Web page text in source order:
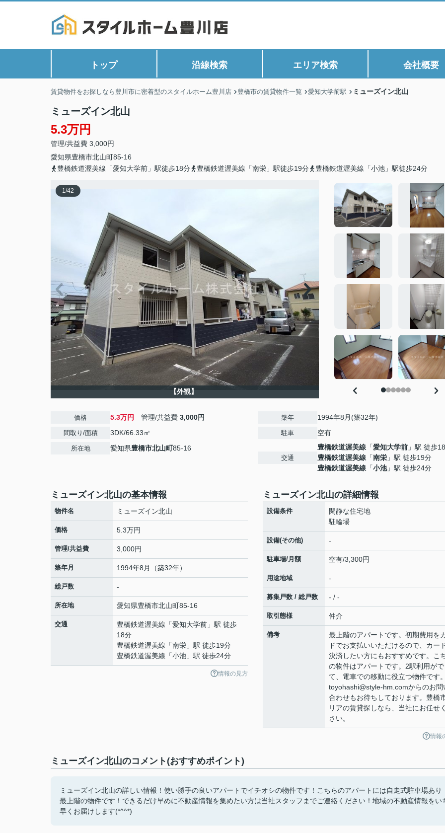
トップ 沿線検索 エリア検索 会社概要
賃貸物件をお探しなら豊川市に密着型のスタイルホーム豊川店 豊橋市の賃貸物件一覧 愛知大学前駅 ミューズイン北山
ミューズイン北山
5.3万円
管理/共益費 3,000円
愛知県豊橋市北山町85-16
豊橋鉄道渥美線「愛知大学前」駅徒歩18分
豊橋鉄道渥美線「南栄」駅徒歩19分 豊橋鉄道渥美線「小池」駅徒歩24分
1/42
【外観】
価格 5.3万円 管理/共益費 3,000円
間取り/面積 3DK/66.33㎡
所在地 愛知県豊橋市北山町85-16
築年 1994年8月(築32年)
駐車 空有
交通
豊橋鉄道渥美線 「愛知大学前 」駅 徒歩
豊橋鉄道渥美線 「南栄 」駅 徒歩19分
豊橋鉄道渥美線 「小池」駅 徒歩24分
ミューズイン北山の基本情報
物件名 ミューズイン北山
価格 5.3万円
管理/共益費 3,000円
築年月 1994年8月（築32年）
総戸数 -
所在地 愛知県豊橋市北山町85-16
交通 豊橋鉄道渥美線 「愛知大学前 」駅 徒歩
18分
豊橋鉄道渥美線 「南栄 」駅 徒歩19分
豊橋鉄道渥美線 「小池 」駅 徒歩24分
情報の見方
ミューズイン北山の詳細情報
設備条件
閑静な住宅地
駐輪場
設備(その他) -
駐車場/月額 空有/3,300円
用途地域 -
募集戸数 / 総戸数 - / -
取引態様 仲介
備考
最上階のアパートです。初期費用を
ドでお支払いいただけるので、カー
決済したい方にもおすすめです。こ
の物件はアパートです。2駅利用がで
て、電車での移動に役立つ物件です。
toyohashi@style-hm.comからのお問
合わせもお待ちしております。豊橋
リアの賃貸探しなら、当社にお任せ
さい。
情報
ミューズイン北山のコメント(おすすめポイント)
ミューズイン北山の詳しい情報！使い勝手の良いアパートでイチオシの物件です！こちらのアパートには自走式駐車場あり
最上階の物件です！できるだけ早めに不動産情報を集めたい方は当社スタッフまでご連絡ください！地域の不動産情報をい
早くお届けします(*^^*)